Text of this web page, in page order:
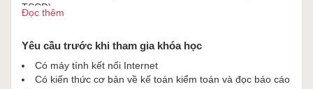
TSCĐ).
Phần 4: Kiểm toán phần hành chi phí hoạt động.
sách thực tế và Giảng viên cũng sẽ cung cấp những tài liệu
để học viên có thể tự thực hành ở nhà. Học viên chỉ cần làm
theo những thao tác của Giảng viên và ứng dụng được
Đọc thêm
Yêu cầu trước khi tham gia khóa học
Có máy tính kết nối Internet
Có kiến thức cơ bản về kế toán kiểm toán và đọc báo cáo